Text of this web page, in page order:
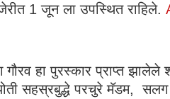
1 जून ला उपस्थित राहिले.
गौरव हा पुरस्कार प्राप्त
ज्योती सहस्रबुद्धे परचुरे